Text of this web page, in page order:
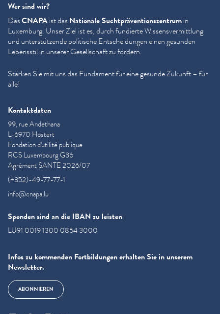
Wer sind wir?
DasCNAPAist dasNationale Sucht­präven­tion­szen­trumin
Luxemburg. Unser Ziel ist es, durch fundierte Wis­sensver­mit­tlung
und unter­stützende politische Entschei­dun­gen einen gesunden
Lebensstil in unserer Gesellschaft zu fördern.
Stärken Sie mit uns das Fundament für eine gesunde Zukunft – für
alle!
Kontaktdaten
99, rue Andethana
L-6970 Hostert
Fondation d'utilité publique
RCS Luxembourg G36
Agrément SANTE 2026/07
(+352)-49-77-77-1
info@cnapa.lu
Spenden sind an die IBAN zu leisten
LU91 0019 1300 0854 3000
Infos zu kommenden Fortbildungen erhalten Sie in unserem
Newsletter.
ABONNIEREN